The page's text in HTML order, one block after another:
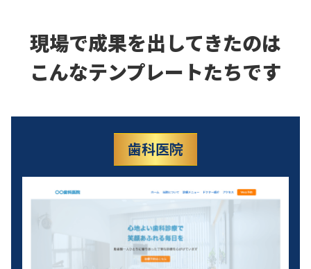
現場で成果を出してきたのは
こんなテンプレートたちです
歯科医院